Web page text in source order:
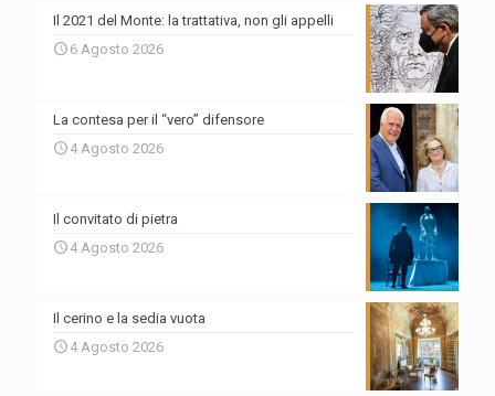
Il 2021 del Monte: la trattativa, non gli appelli
6 Agosto 2026
La contesa per il “vero” difensore
4 Agosto 2026
Il convitato di pietra
4 Agosto 2026
Il cerino e la sedia vuota
4 Agosto 2026